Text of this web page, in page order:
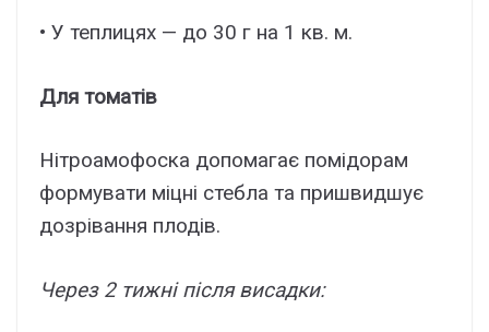
• У теплицях — до 30 г на 1 кв. м.
Для томатів
Нітроамофоска допомагає помідорам
формувати міцні стебла та пришвидшує
дозрівання плодів.
Через 2 тижні після висадки: